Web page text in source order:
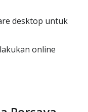
desktop untuk
online